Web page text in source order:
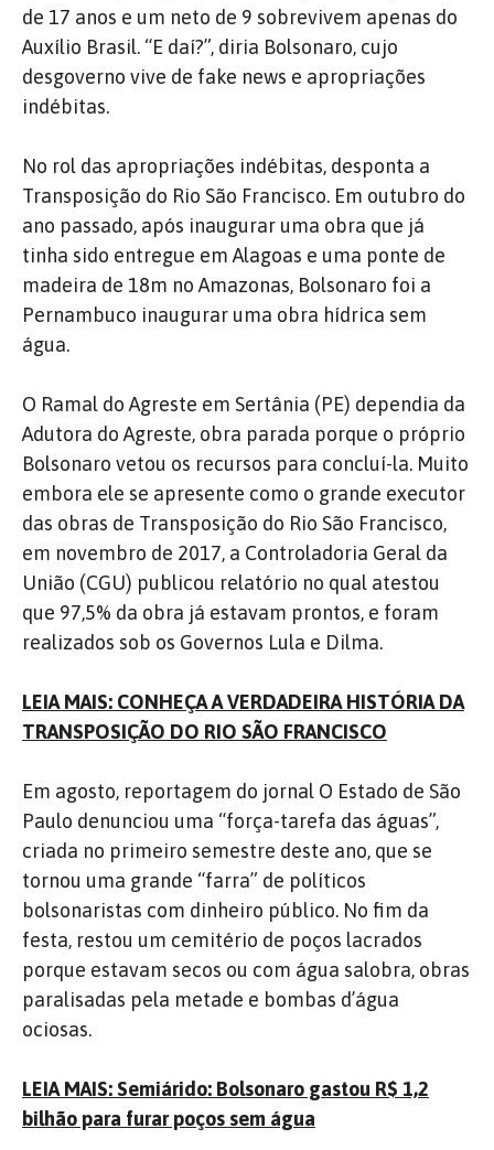
de 17 anos e um neto de 9 sobrevivem apenas do
Auxílio Brasil. “E daí?”, diria Bolsonaro, cujo
desgoverno vive de fake news e apropriações
indébitas.
No rol das apropriações indébitas, desponta a
Transposição do Rio São Francisco. Em outubro do
ano passado, após inaugurar uma obra que já
tinha sido entregue em Alagoas e uma ponte de
madeira de 18m no Amazonas, Bolsonaro foi a
Pernambuco inaugurar uma obra hídrica sem
água.
O Ramal do Agreste em Sertânia (PE) dependia da
Adutora do Agreste, obra parada porque o próprio
Bolsonaro vetou os recursos para concluí-la. Muito
embora ele se apresente como o grande executor
das obras de Transposição do Rio São Francisco,
em novembro de 2017, a Controladoria Geral da
União (CGU) publicou relatório no qual atestou
que 97,5% da obra já estavam prontos, e foram
realizados sob os Governos Lula e Dilma.
LEIA MAIS: CONHEÇA A VERDADEIRA HISTÓRIA DA
TRANSPOSIÇÃO DO RIO SÃO FRANCISCO
Em agosto, reportagem do jornal O Estado de São
Paulo denunciou uma “força-tarefa das águas”,
criada no primeiro semestre deste ano, que se
tornou uma grande “farra” de políticos
bolsonaristas com dinheiro público. No fim da
festa, restou um cemitério de poços lacrados
porque estavam secos ou com água salobra, obras
paralisadas pela metade e bombas d’água
ociosas.
LEIA MAIS: Semiárido: Bolsonaro gastou R$ 1,2
bilhão para furar poços sem água